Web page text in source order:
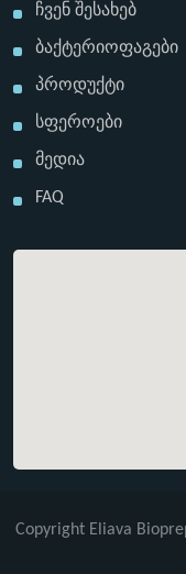
Ჩვენ Შესახებ
Ბაქტერიოფაგები
Პროდუქტი
Სფეროები
Მედია
FAQ
Copyright Eliava